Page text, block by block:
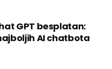
GPT besplatan:
AI chatbota